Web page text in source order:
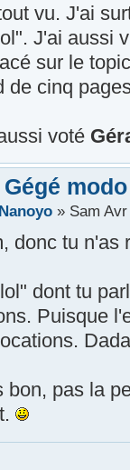
vu. J'ai
J'ai aussi
sur le
de cinq
voté
Gégé
Nanoyo» Sam Avr
donc tu n'as
dont tu
Puisque
bon, pas la